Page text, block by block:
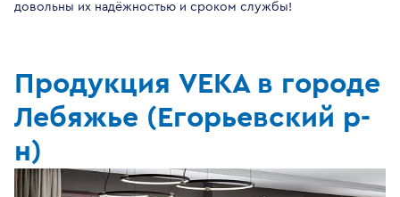
довольны их надёжностью и сроком службы!
Продукция VEKA в городе
Лебяжье (Егорьевский р-
н)